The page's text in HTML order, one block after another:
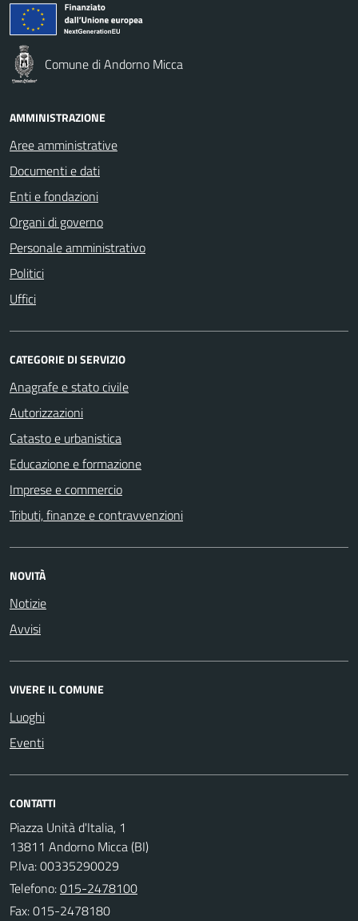
Comune di Andorno Micca
AMMINISTRAZIONE
Aree amministrative
Documenti e dati
Enti e fondazioni
Organi di governo
Personale amministrativo
Politici
Uffici
CATEGORIE DI SERVIZIO
Anagrafe e stato civile
Autorizzazioni
Catasto e urbanistica
Educazione e formazione
Imprese e commercio
Tributi, finanze e contravvenzioni
NOVITÀ
Notizie
Avvisi
VIVERE IL COMUNE
Luoghi
Eventi
CONTATTI
Piazza Unità d'Italia, 1
13811 Andorno Micca (BI)
P.Iva: 00335290029
Telefono:015-2478100
Fax: 015-2478180